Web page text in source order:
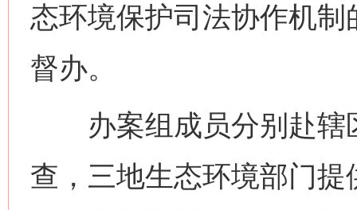
态环境保护司法协作机
督办。
办案组成员分别赴辖
查，三地生态环境部门